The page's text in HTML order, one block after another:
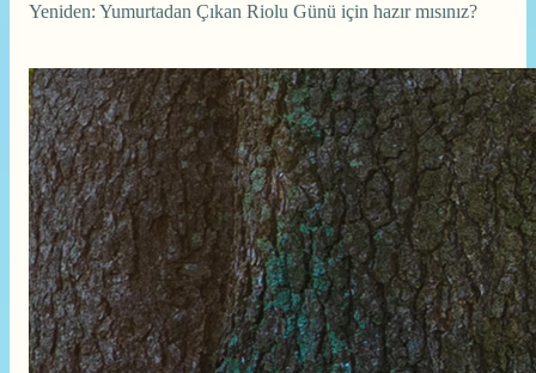
Yeniden: Yumurtadan Çıkan Riolu Günü için hazır mısınız?